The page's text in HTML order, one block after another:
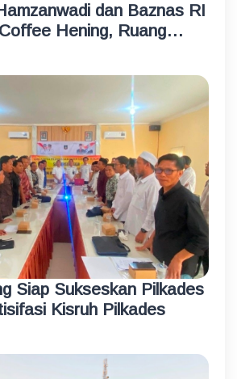
dan Baznas RI
Hening, Ruang
bagi Penyandang
Siap Sukseskan Pilkades
Kisruh Pilkades